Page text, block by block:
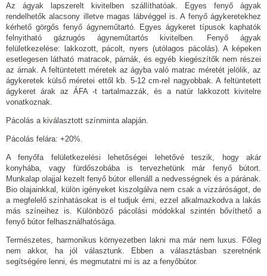
Az ágyak lapszerelt kivitelben szállíthatóak. Egyes fenyő ágyak
rendelhetők alacsony illetve magas lábvéggel is. A fenyő ágykeretekhez
kérhető görgős fenyő ágyneműtartó. Egyes ágykeret típusok kaphatók
felnyitható gázrugós ágyneműtartós kivitelben. Fenyő ágyak
felületkezelése: lakkozott, pácolt, nyers (utólagos pácolás). A képeken
esetlegesen látható matracok, párnák, és egyéb kiegészítők nem részei
az árnak. A feltüntetett méretek az ágyba való matrac méretét jelölik, az
ágykeretek külső méretei ettől kb. 5-12 cm-rel nagyobbak. A feltüntetett
ágykeret árak az ÁFA -t tartalmazzák, és a natúr lakkozott kivitelre
vonatkoznak.
Pácolás a kiválasztott színminta alapján.
Pácolás felára: +20%.
A fenyőfa felületkezelési lehetőségei lehetővé teszik, hogy akár
konyhába, vagy fürdőszobába is tervezhetünk már fenyő bútort.
Munkalap olajjal kezelt fenyő bútor ellenáll a nedvességnek és a párának.
Bio olajainkkal, külön igényeket kiszolgálva nem csak a vizzáróságot, de
a megfelelő színhatásokat is el tudjuk érni, ezzel alkalmazkodva a lakás
más színeihez is. Különböző pácolási módokkal szintén bővíthető a
fenyő bútor felhasználhatósága.
Természetes, harmonikus környezetben lakni ma már nem luxus. Főleg
nem akkor, ha jól választunk. Ebben a választásban szeretnénk
segítségére lenni, és megmutatni mi is az a fenyőbútor.